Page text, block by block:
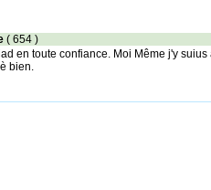
( 654 )
en toute confiance. Moi Même j'y
bien.